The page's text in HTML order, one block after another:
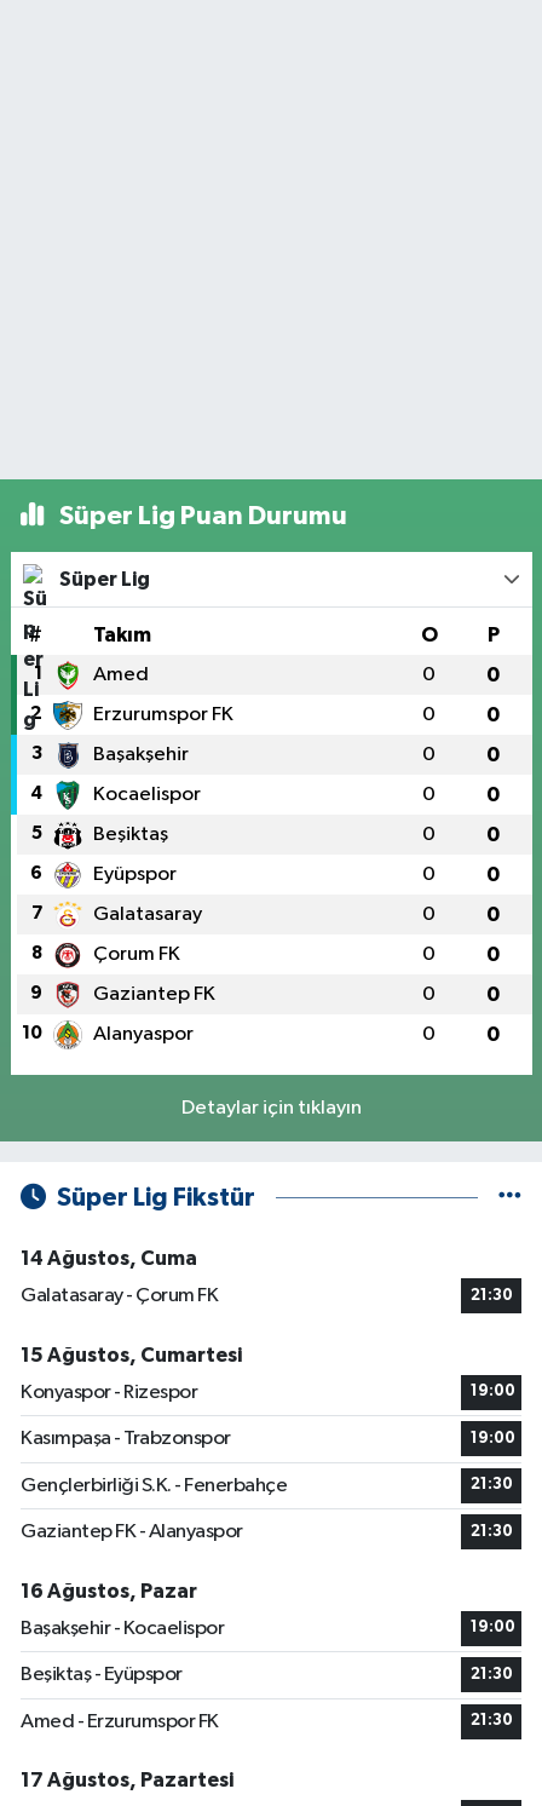
Süper Lig Puan Durumu
Süper Lig
# Takım O P
1 Amed 0 0
2 Erzurumspor FK 0 0
3 Başakşehir 0 0
4 Kocaelispor 0 0
5 Beşiktaş 0 0
6 Eyüpspor 0 0
7 Galatasaray 0 0
8 Çorum FK 0 0
9 Gaziantep FK 0 0
10 Alanyaspor 0 0
Detaylar için tıklayın
Süper Lig Fikstür
14 Ağustos, Cuma
Galatasaray - Çorum FK
21:30
15 Ağustos, Cumartesi
Konyaspor - Rizespor
19:00
Kasımpaşa - Trabzonspor 19:00
Gençlerbirliği S.K. - Fenerbahçe 21:30
Gaziantep FK - Alanyaspor 21:30
16 Ağustos, Pazar
Başakşehir - Kocaelispor
19:00
Beşiktaş - Eyüpspor 21:30
Amed - Erzurumspor FK 21:30
17 Ağustos, Pazartesi